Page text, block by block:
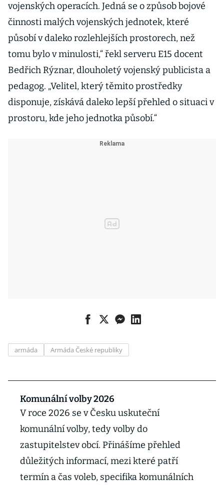
vojenských operacích. Jedná se o způsob bojové
činnosti malých vojenských jednotek, které
působí v daleko rozlehlejších prostorech, než
tomu bylo v minulosti,“ řekl serveru E15 docent
Bedřich Rýznar, dlouholetý vojenský publicista a
pedagog. „Velitel, který těmito prostředky
disponuje, získává daleko lepší přehled o situaci v
prostoru, kde jeho jednotka působí.“
armáda Armáda České republiky
Komunální volby 2026
V roce 2026 se v Česku uskuteční
komunální volby, tedy volby do
zastupitelstev obcí. Přinášíme přehled
důležitých informací, mezi které patří
termín a čas voleb, specifika komunálních